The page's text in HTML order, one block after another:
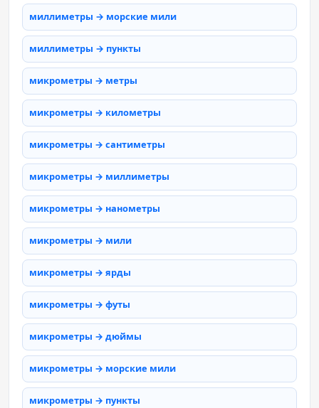
миллиметры → морские мили
миллиметры → пункты
микрометры → метры
микрометры → километры
микрометры → сантиметры
микрометры → миллиметры
микрометры → нанометры
микрометры → мили
микрометры → ярды
микрометры → футы
микрометры → дюймы
микрометры → морские мили
микрометры → пункты